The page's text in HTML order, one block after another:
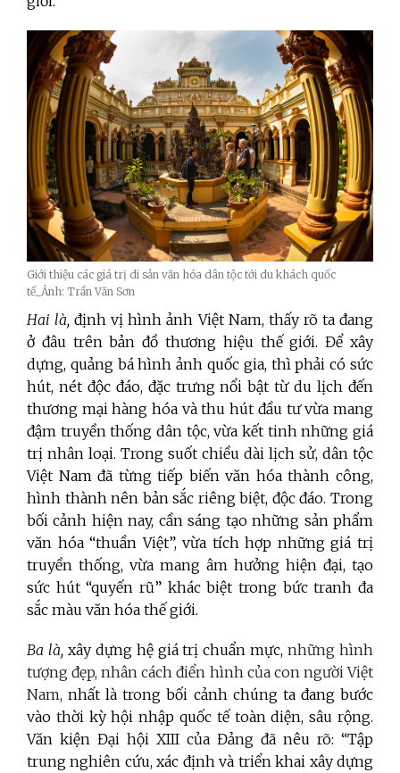
Giới thiệu các giá trị di sản văn hóa dân tộc tới du khách quốc
tế_Ảnh: Trần Văn Sơn
Hai là, định vị hình ảnh Việt Nam, thấy rõ ta đang
ở đâu trên bản đồ thương hiệu thế giới. Để xây
dựng, quảng bá hình ảnh quốc gia, thì phải có sức
hút, nét độc đáo, đặc trưng nổi bật từ du lịch đến
thương mại hàng hóa và thu hút đầu tư vừa mang
đậm truyền thống dân tộc, vừa kết tinh những giá
trị nhân loại. Trong suốt chiều dài lịch sử, dân tộc
Việt Nam đã từng tiếp biến văn hóa thành công,
hình thành nên bản sắc riêng biệt, độc đáo. Trong
bối cảnh hiện nay, cần sáng tạo những sản phẩm
văn hóa “thuần Việt”, vừa tích hợp những giá trị
truyền thống, vừa mang âm hưởng hiện đại, tạo
sức hút “quyến rũ” khác biệt trong bức tranh đa
sắc màu văn hóa thế giới.
Ba là,xây dựng hệ giá trị chuẩn mực,những hình
tượng đẹp, nhân cách điển hình của con người Việt
Nam,nhất là trong bối cảnh chúng ta đang bước
vào thời kỳ hội nhập quốc tế toàn diện, sâu rộng.
Văn kiện Đại hội XIII của Đảng đã nêu rõ: “Tập
trung nghiên cứu, xác định và triển khai xây dựng